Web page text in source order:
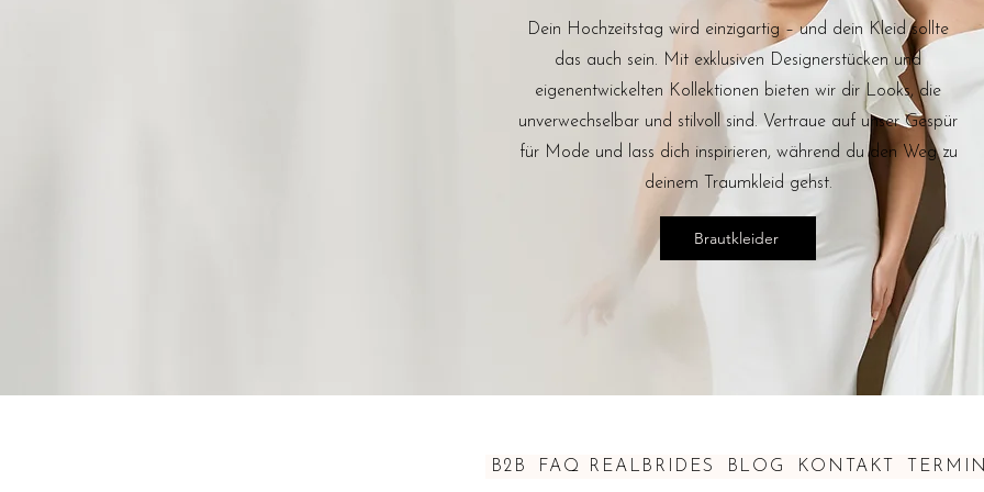
Dein Hochzeitstag wird einzigartig – und dein Kleid sollte
das auch sein. Mit exklusiven Designerstücken und
eigenentwickelten Kollektionen bieten wir dir Looks, die
unverwechselbar und stilvoll sind. Vertraue auf unser Gespür
für Mode und lass dich inspirieren, während du den Weg zu
deinem Traumkleid gehst.
Brautkleider
B2B FAQ REALBRIDES BLOG KONTAKT